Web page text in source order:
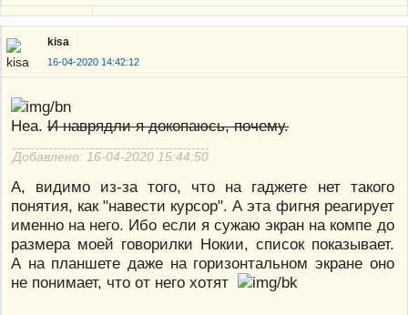
kisa
16-04-2020 14:42:12
Неа. И наврядли я докопаюсь, почему.
Добавлено: 16-04-2020 15:44:50
А, видимо из-за того, что на гаджете нет такого
понятия, как "навести курсор". А эта фигня реагирует
именно на него. Ибо если я сужаю экран на компе до
размера моей говорилки Нокии, список показывает.
А на планшете даже на горизонтальном экране оно
не понимает, что от него хотят